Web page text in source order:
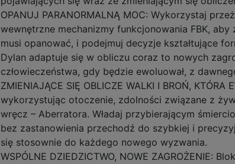
OPANUJ PARANORMALNĄ MOC: Wykorzystaj
wewnętrzne mechanizmy funkcjonowania FBK,
musi opanować, i podejmuj decyzje kształtujące
Dylan adaptuje się w obliczu coraz to nowych
człowieczeństwa, gdy będzie ewoluował, z
ZMIENIAJĄCE SIĘ OBLICZE WALKI I BROŃ,
wykorzystując otoczenie, zdolności związane z
wręcz – Aberratora. Władaj przybierającym
bez zastanowienia przechodź do szybkiej i
się stosownie do każdego nowego wyzwania.
WSPÓLNE DZIEDZICTWO, NOWE ZAGROŻENIE: